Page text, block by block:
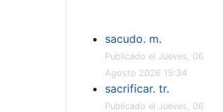
sacudo. m.
Publicado el Jueves, 06
Agosto 2026 15:34
sacrificar. tr.
Publicado el Jueves, 06